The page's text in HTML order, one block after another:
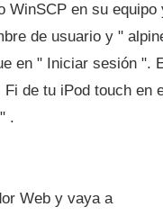
WinSCP en su
de usuario y "
en " Iniciar sesión ".
de tu iPod touch en
.
Web y vaya a